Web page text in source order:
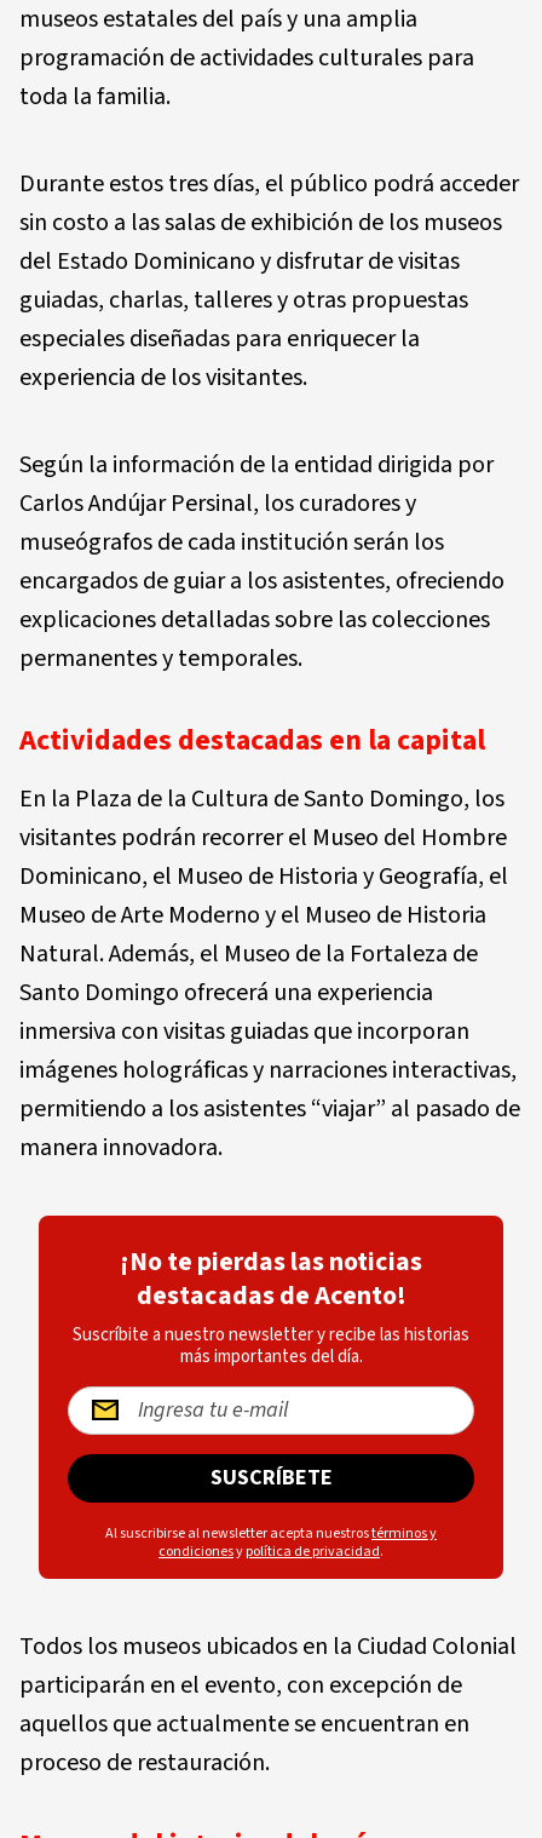
museos estatales del país y una amplia
programación de actividades culturales para
toda la familia.
Durante estos tres días, el público podrá acceder
sin costo a las salas de exhibición de los museos
del Estado Dominicano y disfrutar de visitas
guiadas, charlas, talleres y otras propuestas
especiales diseñadas para enriquecer la
experiencia de los visitantes.
Según la información de la entidad dirigida por
Carlos Andújar Persinal, los curadores y
museógrafos de cada institución serán los
encargados de guiar a los asistentes, ofreciendo
explicaciones detalladas sobre las colecciones
permanentes y temporales.
Actividades destacadas en la capital
En la Plaza de la Cultura de Santo Domingo, los
visitantes podrán recorrer el Museo del Hombre
Dominicano, el Museo de Historia y Geografía, el
Museo de Arte Moderno y el Museo de Historia
Natural. Además, el Museo de la Fortaleza de
Santo Domingo ofrecerá una experiencia
inmersiva con visitas guiadas que incorporan
imágenes holográficas y narraciones interactivas,
permitiendo a los asistentes “viajar” al pasado de
manera innovadora.
¡No te pierdas las noticias
destacadas de Acento!
Suscríbite a nuestro newsletter y recibe las historias
más importantes del día.
SUSCRÍBETE
Al suscribirse al newsletter acepta nuestrostérminos y
condicionesypolítica de privacidad.
Todos los museos ubicados en la Ciudad Colonial
participarán en el evento, con excepción de
aquellos que actualmente se encuentran en
proceso de restauración.